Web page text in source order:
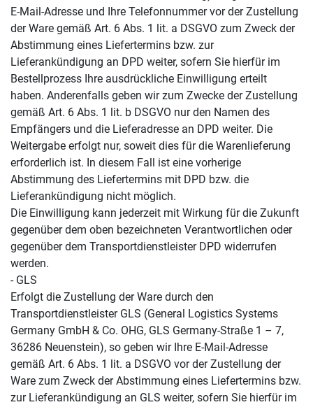
E-Mail-Adresse und Ihre Telefonnummer vor der Zustellung
der Ware gemäß Art. 6 Abs. 1 lit. a DSGVO zum Zweck der
Abstimmung eines Liefertermins bzw. zur
Lieferankündigung an DPD weiter, sofern Sie hierfür im
Bestellprozess Ihre ausdrückliche Einwilligung erteilt
haben. Anderenfalls geben wir zum Zwecke der Zustellung
gemäß Art. 6 Abs. 1 lit. b DSGVO nur den Namen des
Empfängers und die Lieferadresse an DPD weiter. Die
Weitergabe erfolgt nur, soweit dies für die Warenlieferung
erforderlich ist. In diesem Fall ist eine vorherige
Abstimmung des Liefertermins mit DPD bzw. die
Lieferankündigung nicht möglich.
Die Einwilligung kann jederzeit mit Wirkung für die Zukunft
gegenüber dem oben bezeichneten Verantwortlichen oder
gegenüber dem Transportdienstleister DPD widerrufen
werden.
- GLS
Erfolgt die Zustellung der Ware durch den
Transportdienstleister GLS (General Logistics Systems
Germany GmbH & Co. OHG, GLS Germany-Straße 1 – 7,
36286 Neuenstein), so geben wir Ihre E-Mail-Adresse
gemäß Art. 6 Abs. 1 lit. a DSGVO vor der Zustellung der
Ware zum Zweck der Abstimmung eines Liefertermins bzw.
zur Lieferankündigung an GLS weiter, sofern Sie hierfür im